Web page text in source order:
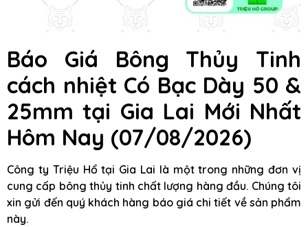
Báo Giá Bông Thủy Tinh
cách nhiệt Có Bạc Dày 50 &
25mmtại Gia Lai Mới Nhất
Hôm Nay (07/08/2026)
Công ty Triệu Hổ tại Gia Lai là một trong những đơn vị
cung cấp bông thủy tinh chất lượng hàng đầu. Chúng tôi
xin gửi đến quý khách hàng báo giá chi tiết về sản phẩm
này.